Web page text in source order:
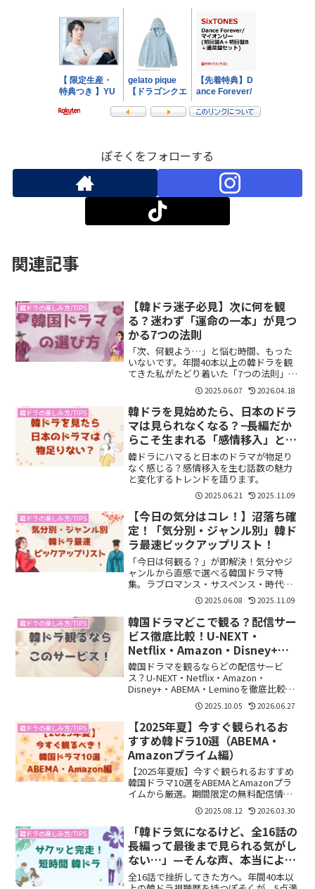
ぽそくをフォローする
関連記事
韓ドラの楽しみ方/TIPS
【韓ドラ迷子必見】次に何を観
る？迷わず「運命の一本」が見つ
かる7つの法則
「次、何観よう…」と悩む時間、もった
いないです。年間40本以上の韓ドラを観
てきた私がたどり着いた「7つの法則」を
紹介。気分別ジャンルの絞り方、ミニシ
リーズ活用術、俳優で選ぶ方法など、今
日から使えるコツをまとめました。
2025.06.07 2026.04.18
韓ドラの楽しみ方/TIPS
韓ドラを見始めたら、日本のドラ
マは見られなくなる？−長編だか
らこそ生まれる「感情移入」と、
変わりつつある話数トレンド−
韓ドラにハマると日本のドラマが物足り
なく感じる？感情移入を生む話数の魅力
と変化するトレンドを語ります。
2025.06.21 2025.11.09
韓ドラの楽しみ方/TIPS
【今日の気分はコレ！】沼落ち確
定！「気分別・ジャンル別」韓ド
ラ最速ピックアップリスト！
「今日は何観る？」が即解決！気分やジ
ャンルから直感で選べる韓国ドラマ特
集。ラブロマンス・サスペンス・時代劇
など、今の気分にぴったりの一本がすぐ
に見つかる厳選リストをご紹介！
2025.06.08 2025.11.09
韓ドラの楽しみ方/TIPS
韓国ドラマどこで観る？配信サー
ビス徹底比較！U-NEXT・
Netflix・Amazon・Disney+・
ABEMA・Leminoおすすめガイド
韓国ドラマを観るならどの配信サービ
ス？U-NEXT・Netflix・Amazon・
Disney+・ABEMA・Leminoを徹底比較。
作品数・独占配信・料金から初心者にも
わかりやすくおすすめを解説します。
2025.10.05 2026.06.27
韓ドラの楽しみ方/TIPS
【2025年夏】今すぐ観られるお
すすめ韓ドラ10選（ABEMA・
Amazonプライム編）
【2025年夏版】今すぐ観られるおすすめ
韓国ドラマ10選をABEMAとAmazonプラ
イムから厳選。期間限定の無料配信情報
や各作品の見どころをまとめました。夏
休みの一気見にぴったり！
2025.08.12 2026.03.30
韓ドラの楽しみ方/TIPS
「韓ドラ気になるけど、全16話の
長編って最後まで見られる気がし
ない…」—そんな声、本当によく
聞きます
全16話で挫折してきた方へ。年間40本以